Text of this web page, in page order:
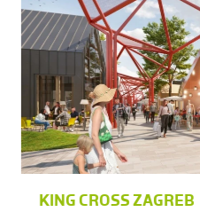
KING CROSS ZAGREB